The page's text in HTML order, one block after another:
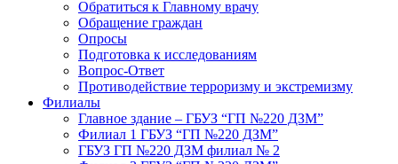
Обратиться к Главному врачу
Обращение граждан
Опросы
Подготовка к исследованиям
Вопрос-Ответ
Противодействие терроризму и экстремизму
Филиалы
Главное здание – ГБУЗ “ГП №220 ДЗМ”
Филиал 1 ГБУЗ “ГП №220 ДЗМ”
ГБУЗ ГП №220 ДЗМ филиал № 2